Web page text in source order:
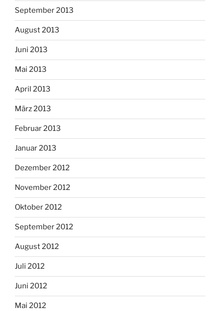
September 2013
August 2013
Juni 2013
Mai 2013
April 2013
März 2013
Februar 2013
Januar 2013
Dezember 2012
November 2012
Oktober 2012
September 2012
August 2012
Juli 2012
Juni 2012
Mai 2012